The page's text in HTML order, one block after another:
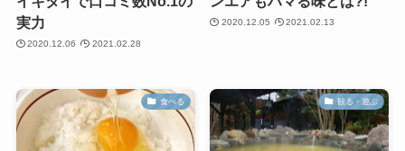
実力
2020.12.06 2021.02.28
2020.12.05 2021.02.13
食べる 観る・遊ぶ